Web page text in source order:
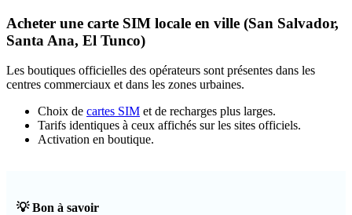
Acheter une carte SIM locale en ville (San Salvador,
Santa Ana, El Tunco)
Les boutiques officielles des opérateurs sont présentes dans les
centres commerciaux et dans les zones urbaines.
Choix de cartes SIM et de recharges plus larges.
Tarifs identiques à ceux affichés sur les sites officiels.
Activation en boutique.
💡 Bon à savoir